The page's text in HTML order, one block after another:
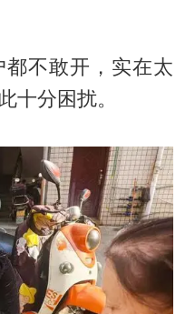
不敢开，实在太
十分困扰。